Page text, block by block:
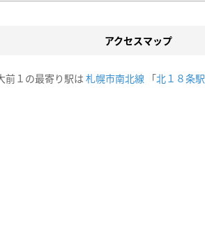
アクセスマップ
前１の最寄り駅は 札幌市南北線 「北１８条駅